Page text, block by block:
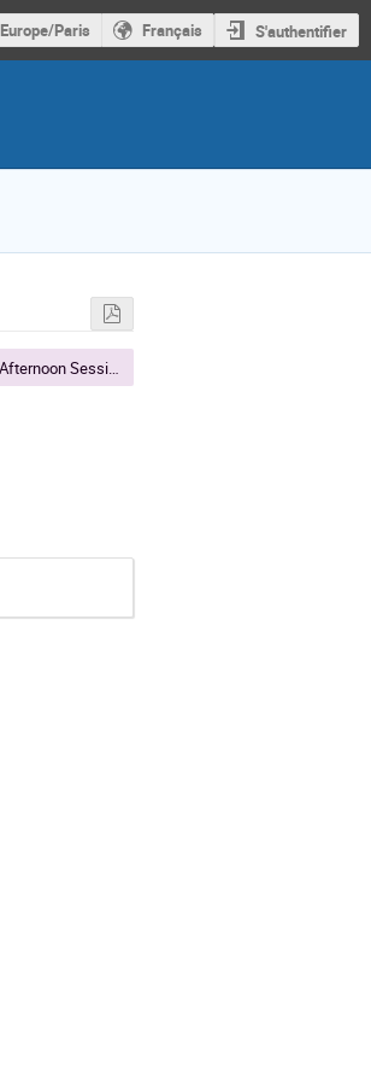
Europe/Paris Français S'authentifier
Friday Afternoon Session 2.30 to 4.30 PM CEST